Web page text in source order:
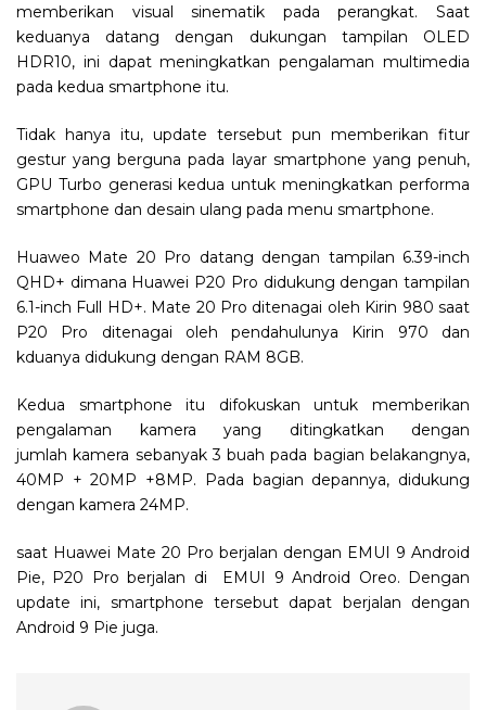
memberikan visual sinematik pada perangkat. Saat
keduanya datang dengan dukungan tampilan OLED
HDR10, ini dapat meningkatkan pengalaman multimedia
pada kedua smartphone itu.
Tidak hanya itu, update tersebut pun memberikan fitur
gestur yang berguna pada layar smartphone yang penuh,
GPU Turbo generasi kedua untuk meningkatkan performa
smartphone dan desain ulang pada menu smartphone.
Huaweo Mate 20 Pro datang dengan tampilan 6.39-inch
QHD+ dimana Huawei P20 Pro didukung dengan tampilan
6.1-inch Full HD+. Mate 20 Pro ditenagai oleh Kirin 980 saat
P20 Pro ditenagai oleh pendahulunya Kirin 970 dan
kduanya didukung dengan RAM 8GB.
Kedua smartphone itu difokuskan untuk memberikan
pengalaman kamera yang ditingkatkan dengan
jumlah kamera sebanyak 3 buah pada bagian belakangnya,
40MP + 20MP +8MP. Pada bagian depannya, didukung
dengan kamera 24MP.
saat Huawei Mate 20 Pro berjalan dengan EMUI 9 Android
Pie, P20 Pro berjalan di EMUI 9 Android Oreo. Dengan
update ini, smartphone tersebut dapat berjalan dengan
Android 9 Pie juga.